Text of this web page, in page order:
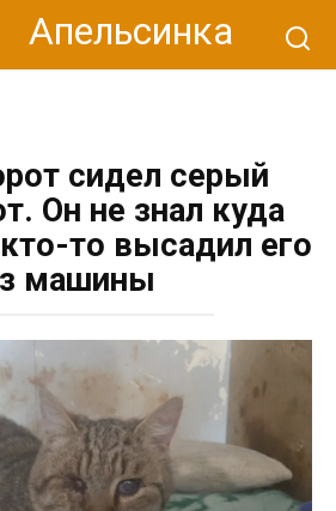
Апельсинка
сидел серый
Он не знал куда
то высадил его
машины